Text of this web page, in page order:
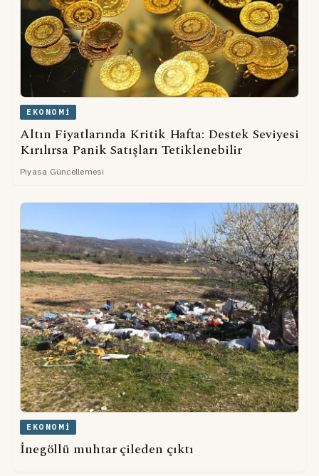
EKONOMI
Altın Fiyatlarında Kritik Hafta: Destek Seviyesi
Kırılırsa Panik Satışları Tetiklenebilir
Piyasa Güncellemesi
EKONOMI
İnegöllü muhtar çileden çıktı